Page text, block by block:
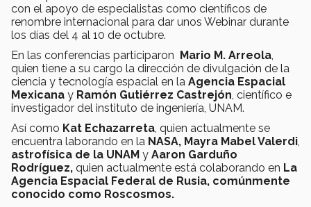
con el apoyo de especialistas como científicos de
renombre internacional para dar unos Webinar durante
los días del 4 al 10 de octubre.
En las conferencias participaron Mario M. Arreola,
quien tiene a su cargo la dirección de divulgación de la
ciencia y tecnología espacial en la Agencia Espacial
Mexicana y Ramón Gutiérrez Castrejón, científico e
investigador del instituto de ingeniería, UNAM.
Así como Kat Echazarreta, quien actualmente se
encuentra laborando en la NASA, Mayra Mabel Valerdi,
astrofísica de la UNAM y Aaron Garduño
Rodríguez, quien actualmente está colaborando en La
Agencia Espacial Federal de Rusia, comúnmente
conocido como Roscosmos.